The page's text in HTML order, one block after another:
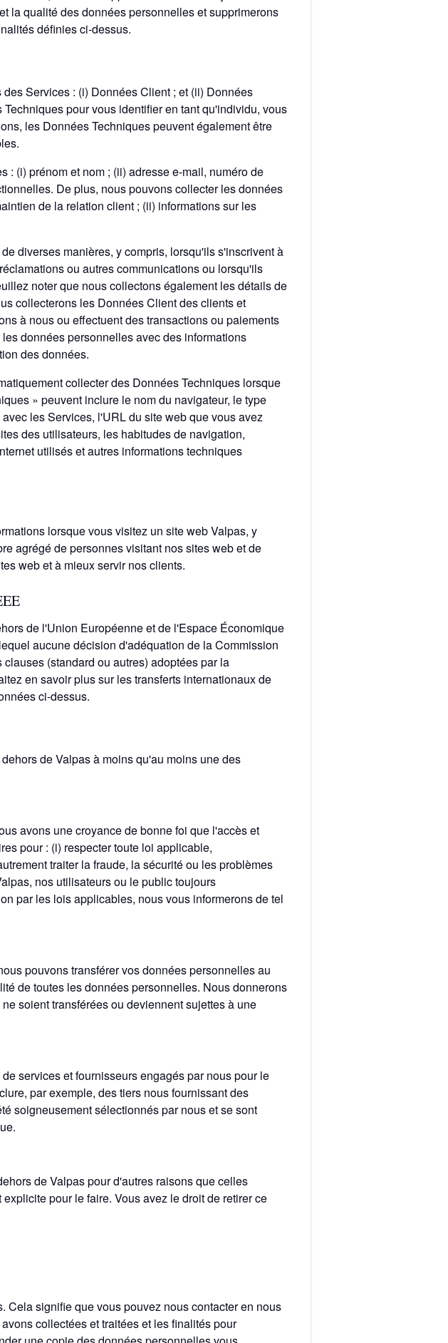
la qualité des données personnelles et supprimerons
définies ci-dessus.
Services : (i) Données Client ; et (ii) Données
pour vous identifier en tant qu'individu, vous
les Données Techniques peuvent également être
(i) prénom et nom ; (ii) adresse e-mail, numéro de
De plus, nous pouvons collecter les données
de la relation client ; (ii) informations sur les
diverses manières, y compris, lorsqu'ils s'inscrivent à
ou autres communications ou lorsqu'ils
noter que nous collectons également les détails de
collecterons les Données Client des clients et
à nous ou effectuent des transactions ou paiements
données personnelles avec des informations
des données.
collecter des Données Techniques lorsque
» peuvent inclure le nom du navigateur, le type
les Services, l'URL du site web que vous avez
des utilisateurs, les habitudes de navigation,
utilisés et autres informations techniques
lorsque vous visitez un site web Valpas, y
agrégé de personnes visitant nos sites web et de
web et à mieux servir nos clients.
de l'Union Européenne et de l'Espace Économique
aucune décision d'adéquation de la Commission
(standard ou autres) adoptées par la
en savoir plus sur les transferts internationaux de
ci-dessus.
de Valpas à moins qu'au moins une des
avons une croyance de bonne foi que l'accès et
pour : (i) respecter toute loi applicable,
traiter la fraude, la sécurité ou les problèmes
nos utilisateurs ou le public toujours
par les lois applicables, nous vous informerons de tel
pouvons transférer vos données personnelles au
de toutes les données personnelles. Nous donnerons
soient transférées ou deviennent sujettes à une
services et fournisseurs engagés par nous pour le
par exemple, des tiers nous fournissant des
soigneusement sélectionnés par nous et se sont
de Valpas pour d'autres raisons que celles
pour le faire. Vous avez le droit de retirer ce
signifie que vous pouvez nous contacter en nous
collectées et traitées et les finalités pour